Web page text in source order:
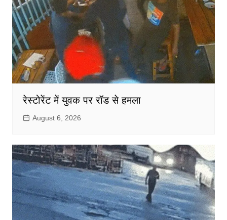
रेस्टोरेंट में युवक पर रॉड से हमला
August 6, 2026